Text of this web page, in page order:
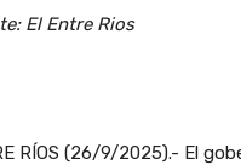
El Entre Rios
RÍOS (26/9/2025).- El